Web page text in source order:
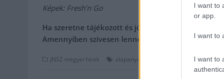
I want to
or app.
I want to
I want to
Képek: Fresh’n Go
Ha szeretne tájékozott és jól értesült lenni, de
Amennyiben szívesen lenne a támogatónk,
JNSZ megyei hírek alapanyag étlap,